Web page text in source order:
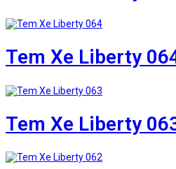
Tem Xe Liberty
Tem Xe Liberty